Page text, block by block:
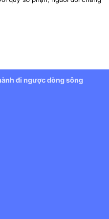
đi ngược dòng sông